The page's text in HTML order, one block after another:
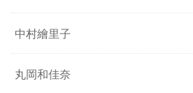
中村繪里子
丸岡和佳奈